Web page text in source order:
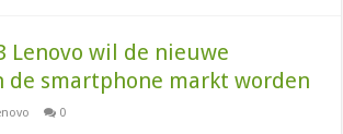
Lenovo wil de nieuwe
smartphone markt worden
0